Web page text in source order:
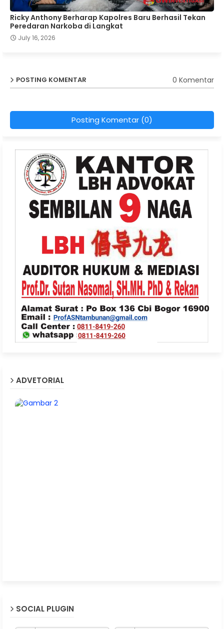
Ricky Anthony Berharap Kapolres Baru Berhasil Tekan
Peredaran Narkoba di Langkat
July 16, 2026
POSTING KOMENTAR 0 Komentar
Posting Komentar (0)
ADVETORIAL
SOCIAL PLUGIN